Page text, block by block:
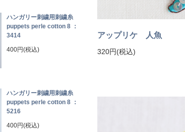
ハンガリー刺繍用刺繍糸
puppets perle cotton 8 ：
3414
400円(税込)
ハンガリー刺繍用刺繍糸
puppets perle cotton 8 ：
5216
400円(税込)
アップリケ 人魚
320円(税込)